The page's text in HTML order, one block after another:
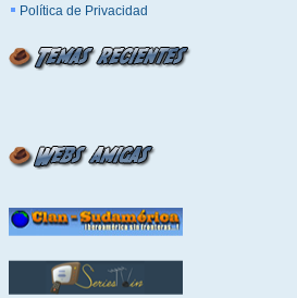
Política de Privacidad